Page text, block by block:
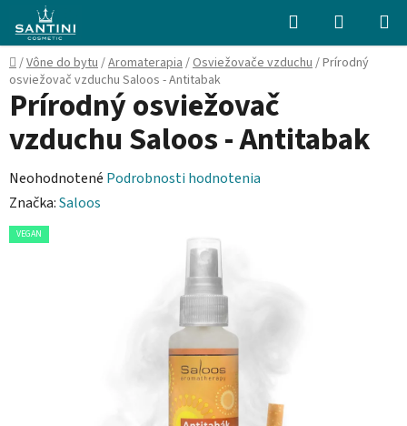
Prejsť
obsah
Hľadať
KOŠÍK
Domov
/Vône do bytu/Aromaterapia/Osviežovače vzduchu/Prírodný
osviežovač vzduchu Saloos - Antitabak
Prírodný osviežovač
vzduchu Saloos - Antitabak
Priemerné
hodnotenie
produktu
Neohodnotené Podrobnosti hodnotenia
Značka:Saloos
VEGAN